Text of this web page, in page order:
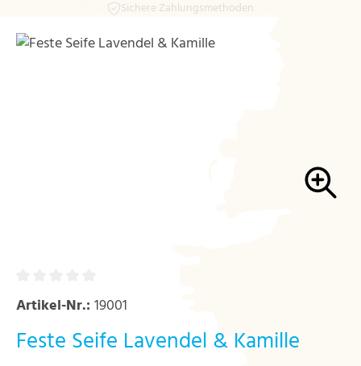
Zum Hauptinhalt springenSichere Zahlungsmethoden
Bildergalerie überspringen
Artikel-Nr.: 19001
Feste Seife Lavendel & Kamille